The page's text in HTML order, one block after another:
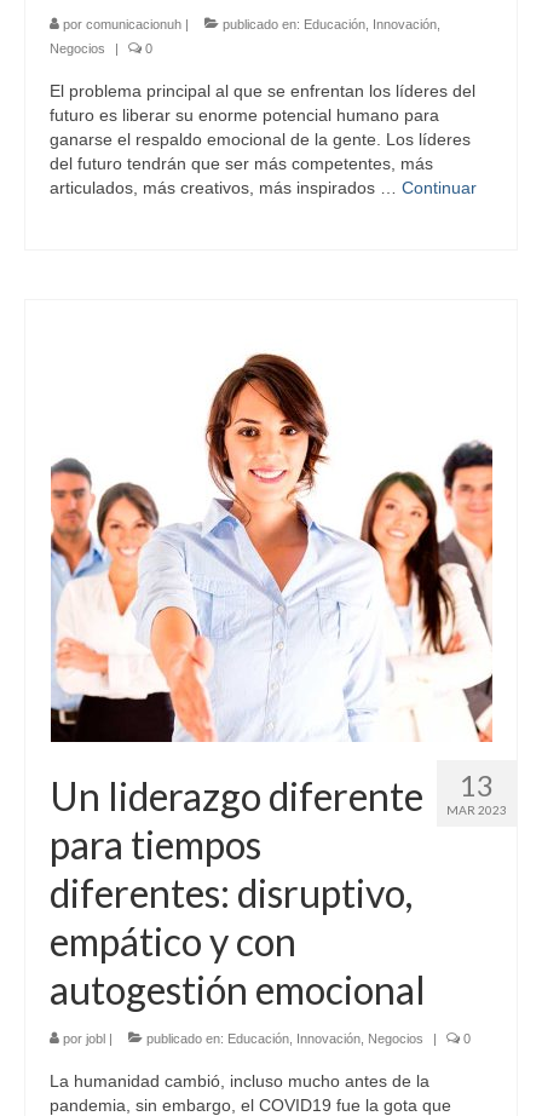
por comunicacionuh | publicado en: Educación Innovación
Negocios
| 0
El problema principal al que se enfrentan los líderes del
futuro es liberar su enorme potencial humano para
ganarse el respaldo emocional de la gente. Los líderes
del futuro tendrán que ser más competentes, más
articulados, más creativos, más inspirados … Continuar
13
MAR 2023
Un liderazgo diferente
para tiempos
diferentes: disruptivo,
empático y con
autogestión emocional
por jobl | publicado en: Educación Innovación Negocios | 0
La humanidad cambió, incluso mucho antes de la
pandemia, sin embargo, el COVID19 fue la gota que